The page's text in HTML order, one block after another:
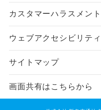
カスタマーハラスメン
ウェブアクセシビリテ
サイトマップ
画面共有はこちらから